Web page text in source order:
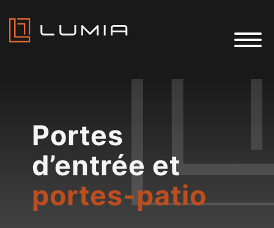
Portes
d’entrée et
portes-patio